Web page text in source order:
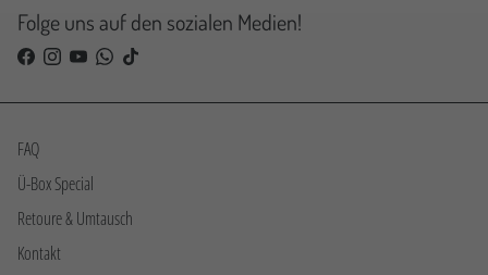
Folge uns auf den sozialen Medien!
FAQ
Ü-Box Special
Retoure & Umtausch
Kontakt